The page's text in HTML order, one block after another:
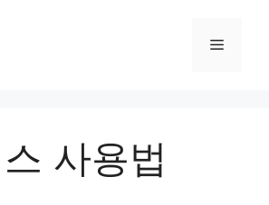
메
사용법